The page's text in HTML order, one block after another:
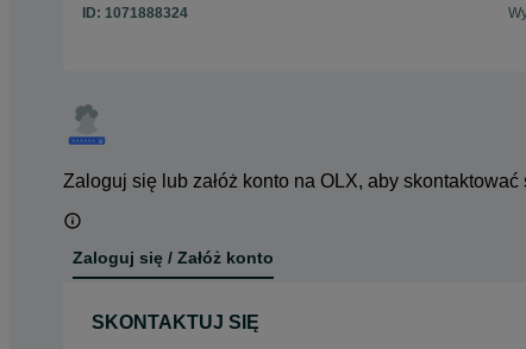
ID: 1071888324
Zaloguj się lub załóż konto na OLX, aby
Zaloguj się / Załóż konto
SKONTAKTUJ SIĘ